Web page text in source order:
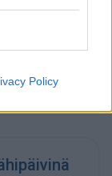
Policy
tätä jatkuu
päivä. Tästä